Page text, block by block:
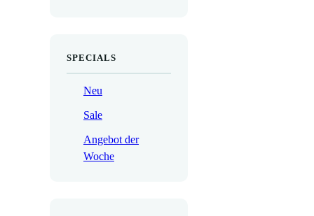
SPECIALS
Neu
Sale
Angebot der
Woche